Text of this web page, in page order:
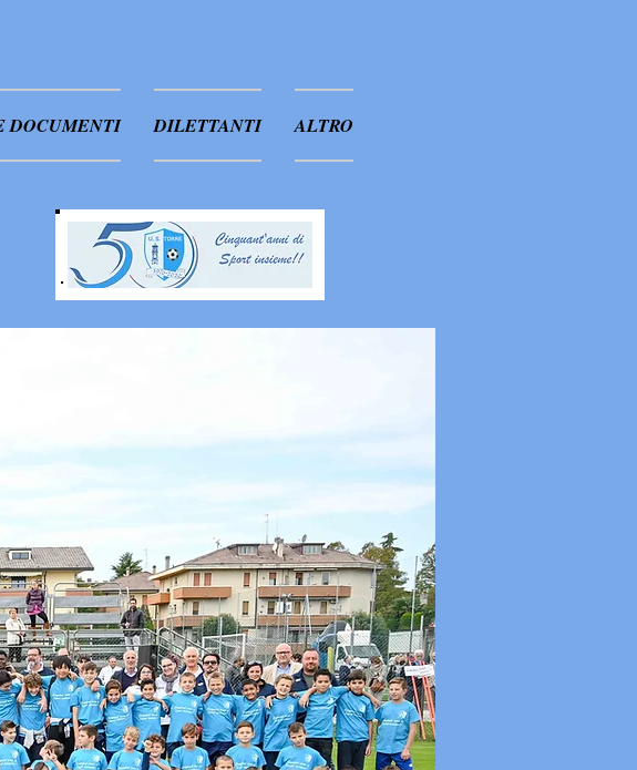
DOCUMENTI DILETTANTI ALTRO